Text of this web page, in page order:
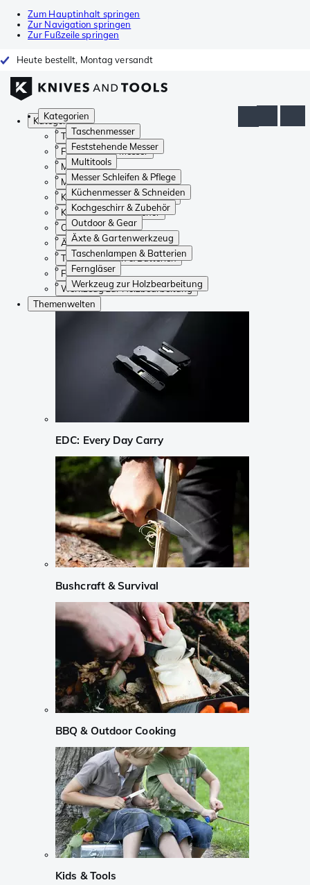
Zum Hauptinhalt springen
Zur Navigation springen
Zur Fußzeile springen
Heute bestellt, Montag versandt
Kategorien
Taschenmesser
Feststehende Messer
Multitools
Messer Schleifen & Pflege
Küchenmesser & Schneiden
Kochgeschirr & Zubehör
Outdoor & Gear
Äxte & Gartenwerkzeug
Taschenlampen & Batterien
Ferngläser
Werkzeug zur Holzbearbeitung
Kategorien
Taschenmesser
Feststehende Messer
Multitools
Messer Schleifen & Pflege
Küchenmesser & Schneiden
Kochgeschirr & Zubehör
Outdoor & Gear
Äxte & Gartenwerkzeug
Taschenlampen & Batterien
Ferngläser
Werkzeug zur Holzbearbeitung
Themenwelten
EDC: Every Day Carry
Bushcraft & Survival
BBQ & Outdoor Cooking
Kids & Tools